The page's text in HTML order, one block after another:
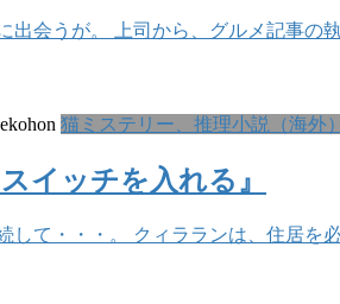
出会うが。 上司から、グルメ記事
猫ミステリー、推理小説（海外）
イッチを入れる』
して・・・。 クィラランは、住居